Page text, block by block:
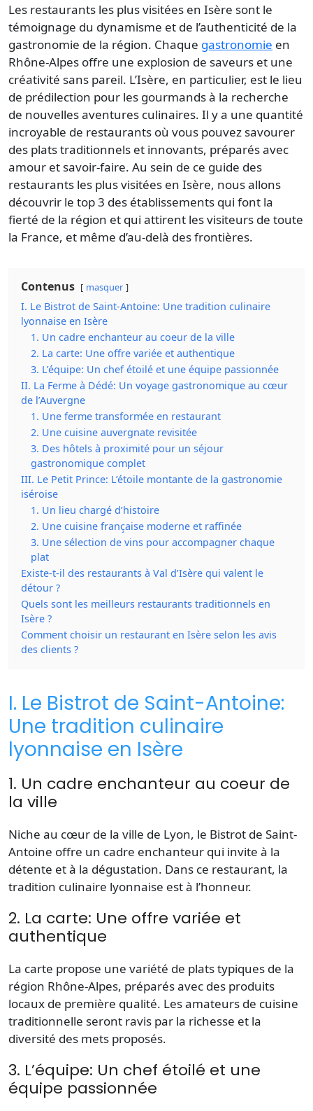
Les restaurants les plus visitées en Isère sont le
témoignage du dynamisme et de l’authenticité de la
gastronomie de la région. Chaque gastronomie en
Rhône-Alpes offre une explosion de saveurs et une
créativité sans pareil. L’Isère, en particulier, est le lieu
de prédilection pour les gourmands à la recherche
de nouvelles aventures culinaires. Il y a une quantité
incroyable de restaurants où vous pouvez savourer
des plats traditionnels et innovants, préparés avec
amour et savoir-faire. Au sein de ce guide des
restaurants les plus visitées en Isère, nous allons
découvrir le top 3 des établissements qui font la
fierté de la région et qui attirent les visiteurs de toute
la France, et même d’au-delà des frontières.
Contenus masquer
I. Le Bistrot de Saint-Antoine: Une tradition culinaire
lyonnaise en Isère
1. Un cadre enchanteur au coeur de la ville
2. La carte: Une offre variée et authentique
3. L’équipe: Un chef étoilé et une équipe passionnée
II. La Ferme à Dédé: Un voyage gastronomique au cœur
de l’Auvergne
1. Une ferme transformée en restaurant
2. Une cuisine auvergnate revisitée
3. Des hôtels à proximité pour un séjour
gastronomique complet
III. Le Petit Prince: L’étoile montante de la gastronomie
iséroise
1. Un lieu chargé d’histoire
2. Une cuisine française moderne et raffinée
3. Une sélection de vins pour accompagner chaque
plat
Existe-t-il des restaurants à Val d’Isère qui valent le
détour ?
Quels sont les meilleurs restaurants traditionnels en
Isère ?
Comment choisir un restaurant en Isère selon les avis
des clients ?
I. Le Bistrot de Saint-Antoine:
Une tradition culinaire
lyonnaise en Isère
1. Un cadre enchanteur au coeur de
la ville
Niche au cœur de la ville de Lyon, le Bistrot de Saint-
Antoine offre un cadre enchanteur qui invite à la
détente et à la dégustation. Dans ce restaurant, la
tradition culinaire lyonnaise est à l’honneur.
2. La carte: Une offre variée et
authentique
La carte propose une variété de plats typiques de la
région Rhône-Alpes, préparés avec des produits
locaux de première qualité. Les amateurs de cuisine
traditionnelle seront ravis par la richesse et la
diversité des mets proposés.
3. L’équipe: Un chef étoilé et une
équipe passionnée